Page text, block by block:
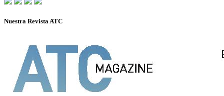
Nuestra Revista ATC